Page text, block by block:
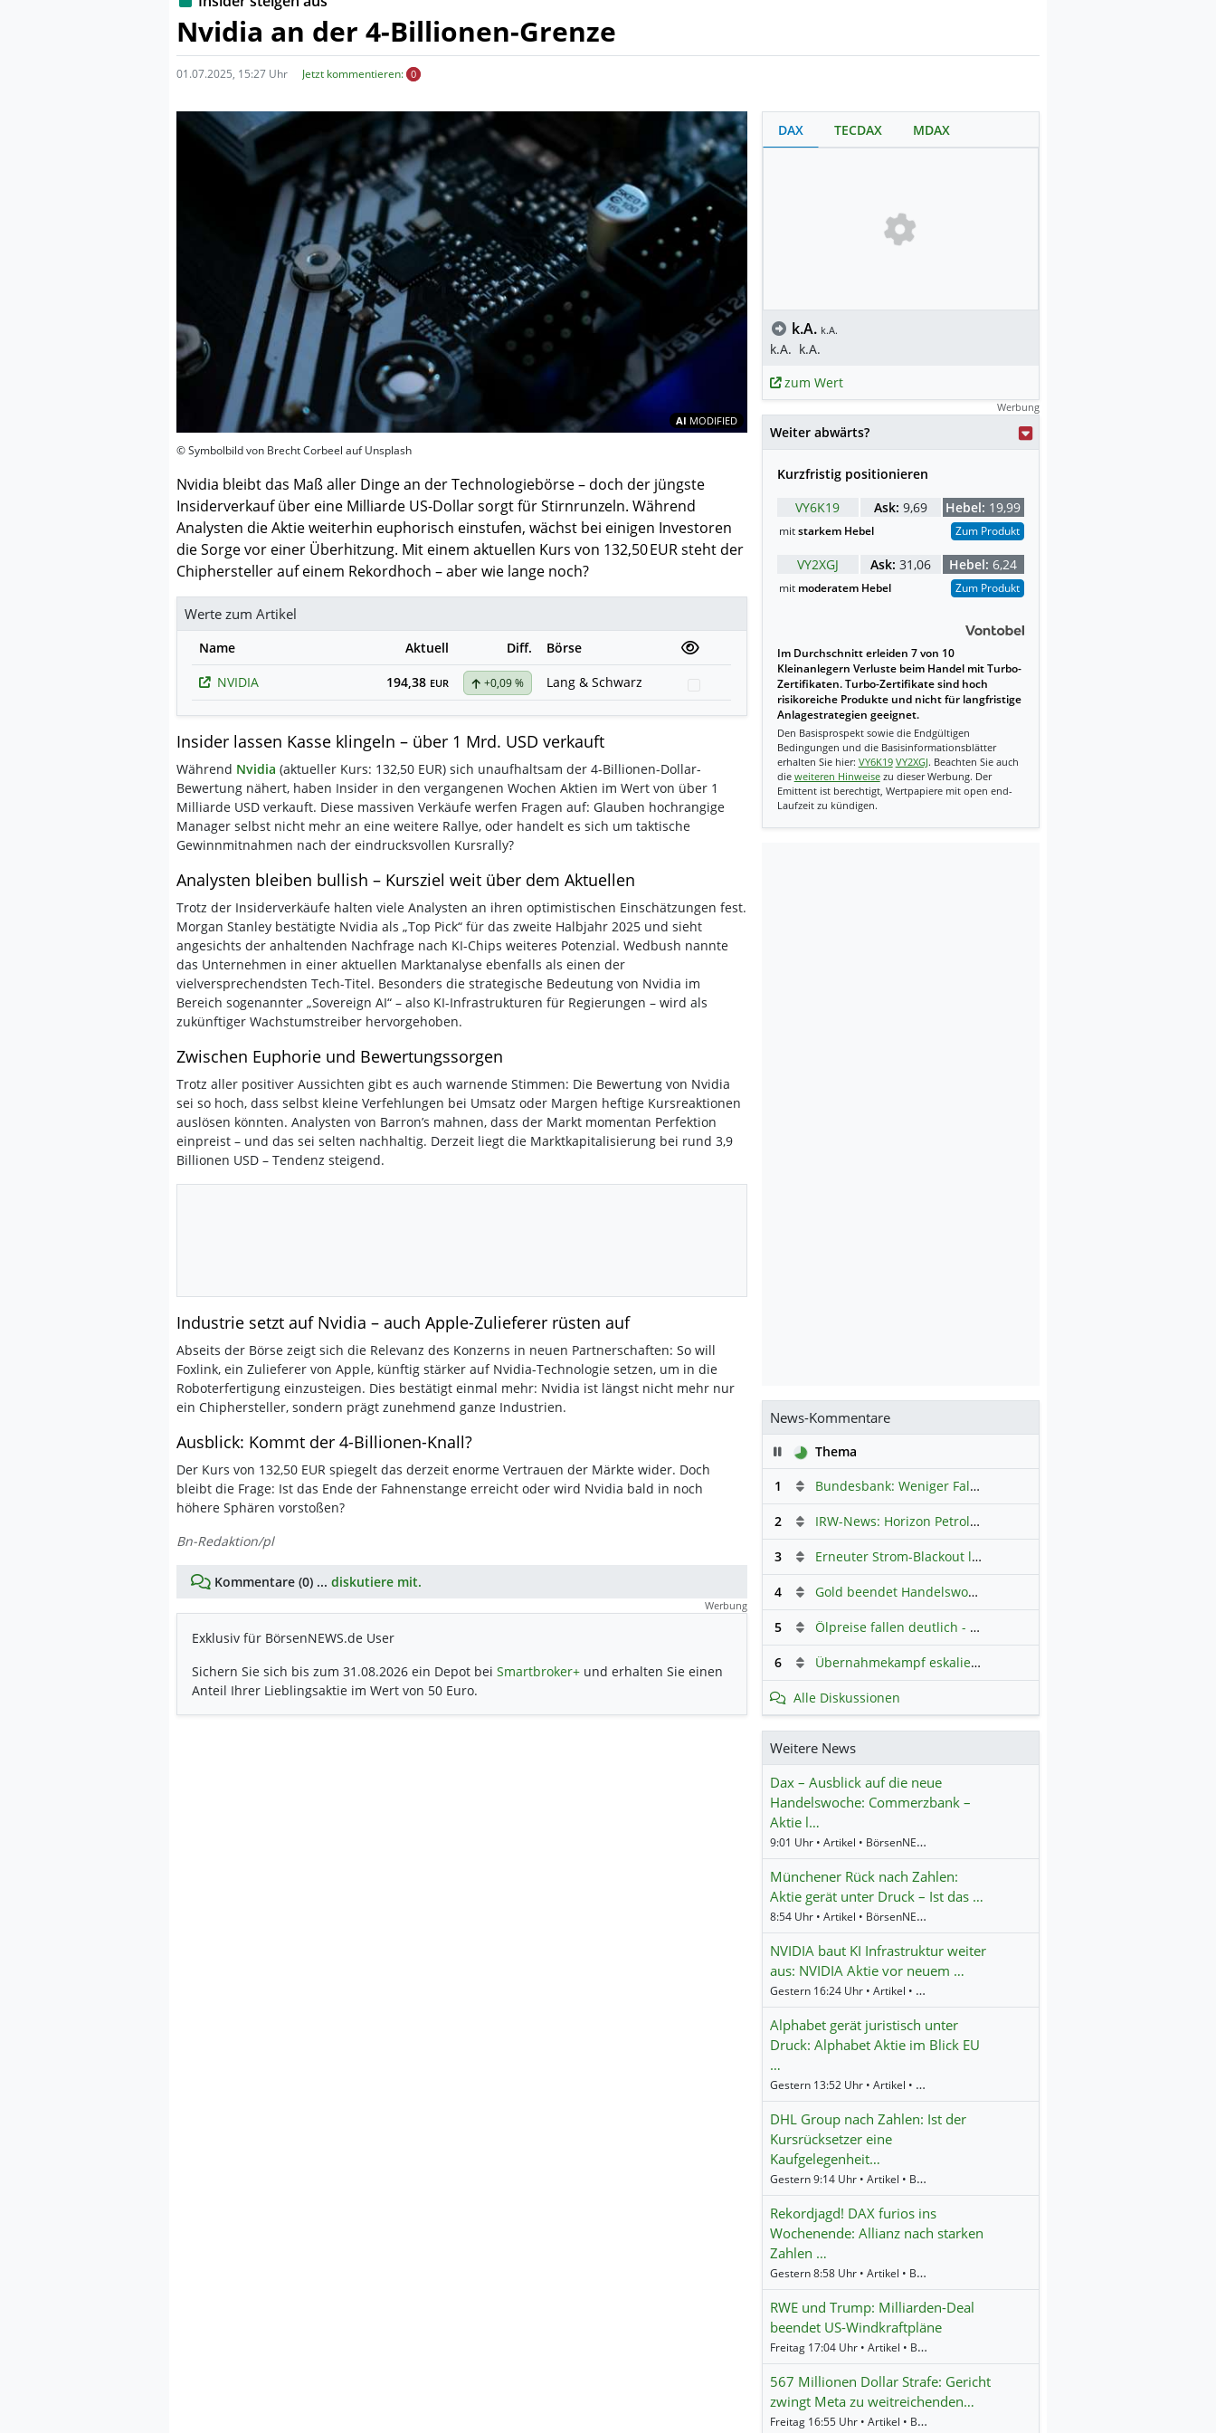
Nvidia an der 4-Billionen-Grenze
01.07.2025, 15:27 Uhr Jetzt kommentieren: 0
AI MODIFIED Inhalte teilweise mit KI erstellt.
© Symbolbild von Brecht Corbeel auf Unsplash
Nvidia bleibt das Maß aller Dinge an der Technologiebörse – doch der jüngste
Insiderverkauf über eine Milliarde US-Dollar sorgt für Stirnrunzeln. Während
Analysten die Aktie weiterhin euphorisch einstufen, wächst bei einigen Investoren
die Sorge vor einer Überhitzung. Mit einem aktuellen Kurs von 132,50 EUR steht der
Chiphersteller auf einem Rekordhoch – aber wie lange noch?
Werte zum Artikel
Name Aktuell Diff.
Börse
NVIDIA
194,38 EUR +0,09 % Lang & Schwarz
Insider lassen Kasse klingeln – über 1 Mrd. USD verkauft
Während Nvidia (aktueller Kurs: 132,50 EUR) sich unaufhaltsam der 4-Billionen-Dollar-
Bewertung nähert, haben Insider in den vergangenen Wochen Aktien im Wert von über 1
Milliarde USD verkauft. Diese massiven Verkäufe werfen Fragen auf: Glauben hochrangige
Manager selbst nicht mehr an eine weitere Rallye, oder handelt es sich um taktische
Gewinnmitnahmen nach der eindrucksvollen Kursrally?
Analysten bleiben bullish – Kursziel weit über dem Aktuellen
Trotz der Insiderverkäufe halten viele Analysten an ihren optimistischen Einschätzungen fest.
Morgan Stanley bestätigte Nvidia als „Top Pick“ für das zweite Halbjahr 2025 und sieht
angesichts der anhaltenden Nachfrage nach KI-Chips weiteres Potenzial. Wedbush nannte
das Unternehmen in einer aktuellen Marktanalyse ebenfalls als einen der
vielversprechendsten Tech-Titel. Besonders die strategische Bedeutung von Nvidia im
Bereich sogenannter „Sovereign AI“ – also KI-Infrastrukturen für Regierungen – wird als
zukünftiger Wachstumstreiber hervorgehoben.
Zwischen Euphorie und Bewertungssorgen
Trotz aller positiver Aussichten gibt es auch warnende Stimmen: Die Bewertung von Nvidia
sei so hoch, dass selbst kleine Verfehlungen bei Umsatz oder Margen heftige Kursreaktionen
auslösen könnten. Analysten von Barron’s mahnen, dass der Markt momentan Perfektion
einpreist – und das sei selten nachhaltig. Derzeit liegt die Marktkapitalisierung bei rund 3,9
Billionen USD – Tendenz steigend.
Industrie setzt auf Nvidia – auch Apple-Zulieferer rüsten auf
Abseits der Börse zeigt sich die Relevanz des Konzerns in neuen Partnerschaften: So will
Foxlink, ein Zulieferer von Apple, künftig stärker auf Nvidia-Technologie setzen, um in die
Roboterfertigung einzusteigen. Dies bestätigt einmal mehr: Nvidia ist längst nicht mehr nur
ein Chiphersteller, sondern prägt zunehmend ganze Industrien.
Ausblick: Kommt der 4-Billionen-Knall?
Der Kurs von 132,50 EUR spiegelt das derzeit enorme Vertrauen der Märkte wider. Doch
bleibt die Frage: Ist das Ende der Fahnenstange erreicht oder wird Nvidia bald in noch
höhere Sphären vorstoßen?
Bn-Redaktion/pl
Kommentare (0) ... diskutiere mit.
Werbung
Exklusiv für BörsenNEWS.de User
Sichern Sie sich bis zum 31.08.2026 ein Depot bei Smartbroker+ und erhalten Sie einen
Anteil Ihrer Lieblingsaktie im Wert von 50 Euro.
DAX TECDAX MDAX
k.A. k.A.
k.A. k.A.
zum Wert
Werbung
Weiter abwärts?
Kurzfristig positionieren
VY6K19
Ask: 9,69 Hebel: 19,99
mitstarkem Hebel Zum Produkt
VY2XGJ Ask: 31,06 Hebel: 6,24
mit moderatem Hebel Zum Produkt
Im Durchschnitt erleiden 7 von 10
Kleinanlegern Verluste beim Handel mit Turbo-
Zertifikaten. Turbo-Zertifikate sind hoch
risikoreiche Produkte und nicht für langfristige
Anlagestrategien geeignet.
Den Basisprospekt sowie die Endgültigen
Bedingungen und die Basisinformationsblätter
erhalten Sie hier: VY6K19 VY2XGJ. Beachten Sie auch
die weiteren Hinweisezu dieser Werbung. Der
Emittent ist berechtigt, Wertpapiere mit open end-
Laufzeit zu kündigen.
News-Kommentare
PauseThema
1
Bundesbank: Weniger Falschgeld in Deutschland
2 IRW-News: Horizon Petroleum Ltd. : Horizon Petroleum beginnt mit der Testförderung im Projekt Lachowice in Polen und schließt die Platzierung einer überzeichneten Wandelanleihe ab
3 Erneuter Strom-Blackout legt ganz Kuba lahm
4 Gold beendet Handelswoche mit Knall: Barrick Mining – Ist diese Aktie wieder ein Kauf?
5 Ölpreise fallen deutlich - Fortschritte zwischen USA und Iran belasten
6 Übernahmekampf eskaliert: Wird die Commerzbank italienisch?
Alle Diskussionen
Weitere News
Dax – Ausblick auf die neue
Handelswoche: Commerzbank –
Aktie l…
9:01 Uhr • Artikel • BörsenNEWS.de
Münchener Rück nach Zahlen:
Aktie gerät unter Druck – Ist das …
8:54 Uhr • Artikel • BörsenNEWS.de
NVIDIA baut KI Infrastruktur weiter
aus: NVIDIA Aktie vor neuem …
Gestern 16:24 Uhr • Artikel • BörsenNEWS.de
Alphabet gerät juristisch unter
Druck: Alphabet Aktie im Blick EU
…
Gestern 13:52 Uhr • Artikel • BörsenNEWS.de
DHL Group nach Zahlen: Ist der
Kursrücksetzer eine
Kaufgelegenheit…
Gestern 9:14 Uhr • Artikel • BörsenNEWS.de
Rekordjagd! DAX furios ins
Wochenende: Allianz nach starken
Zahlen …
Gestern 8:58 Uhr • Artikel • BörsenNEWS.de
RWE und Trump: Milliarden-Deal
beendet US-Windkraftpläne
Freitag 17:04 Uhr • Artikel • BörsenNEWS.de
567 Millionen Dollar Strafe: Gericht
zwingt Meta zu weitreichenden…
Freitag 16:55 Uhr • Artikel • BörsenNEWS.de